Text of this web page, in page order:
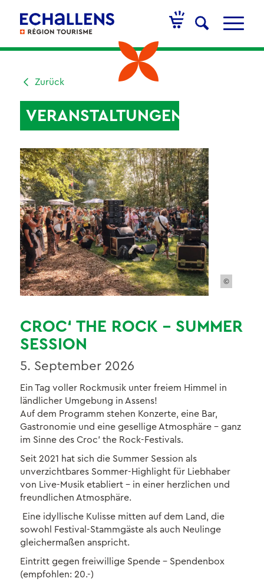
Zurück
VERANSTALTUNGEN
©
CROC‘ THE ROCK – SUMMER
SESSION
5. September 2026
Ein Tag voller Rockmusik unter freiem Himmel in
ländlicher Umgebung in Assens!
Auf dem Programm stehen Konzerte, eine Bar,
Gastronomie und eine gesellige Atmosphäre – ganz
im Sinne des Croc’ the Rock-Festivals.
Seit 2021 hat sich die Summer Session als
unverzichtbares Sommer-Highlight für Liebhaber
von Live-Musik etabliert – in einer herzlichen und
freundlichen Atmosphäre.
Eine idyllische Kulisse mitten auf dem Land, die
sowohl Festival-Stammgäste als auch Neulinge
gleichermaßen anspricht.
Eintritt gegen freiwillige Spende – Spendenbox
(empfohlen: 20.-)